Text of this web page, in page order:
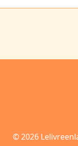
© 2026